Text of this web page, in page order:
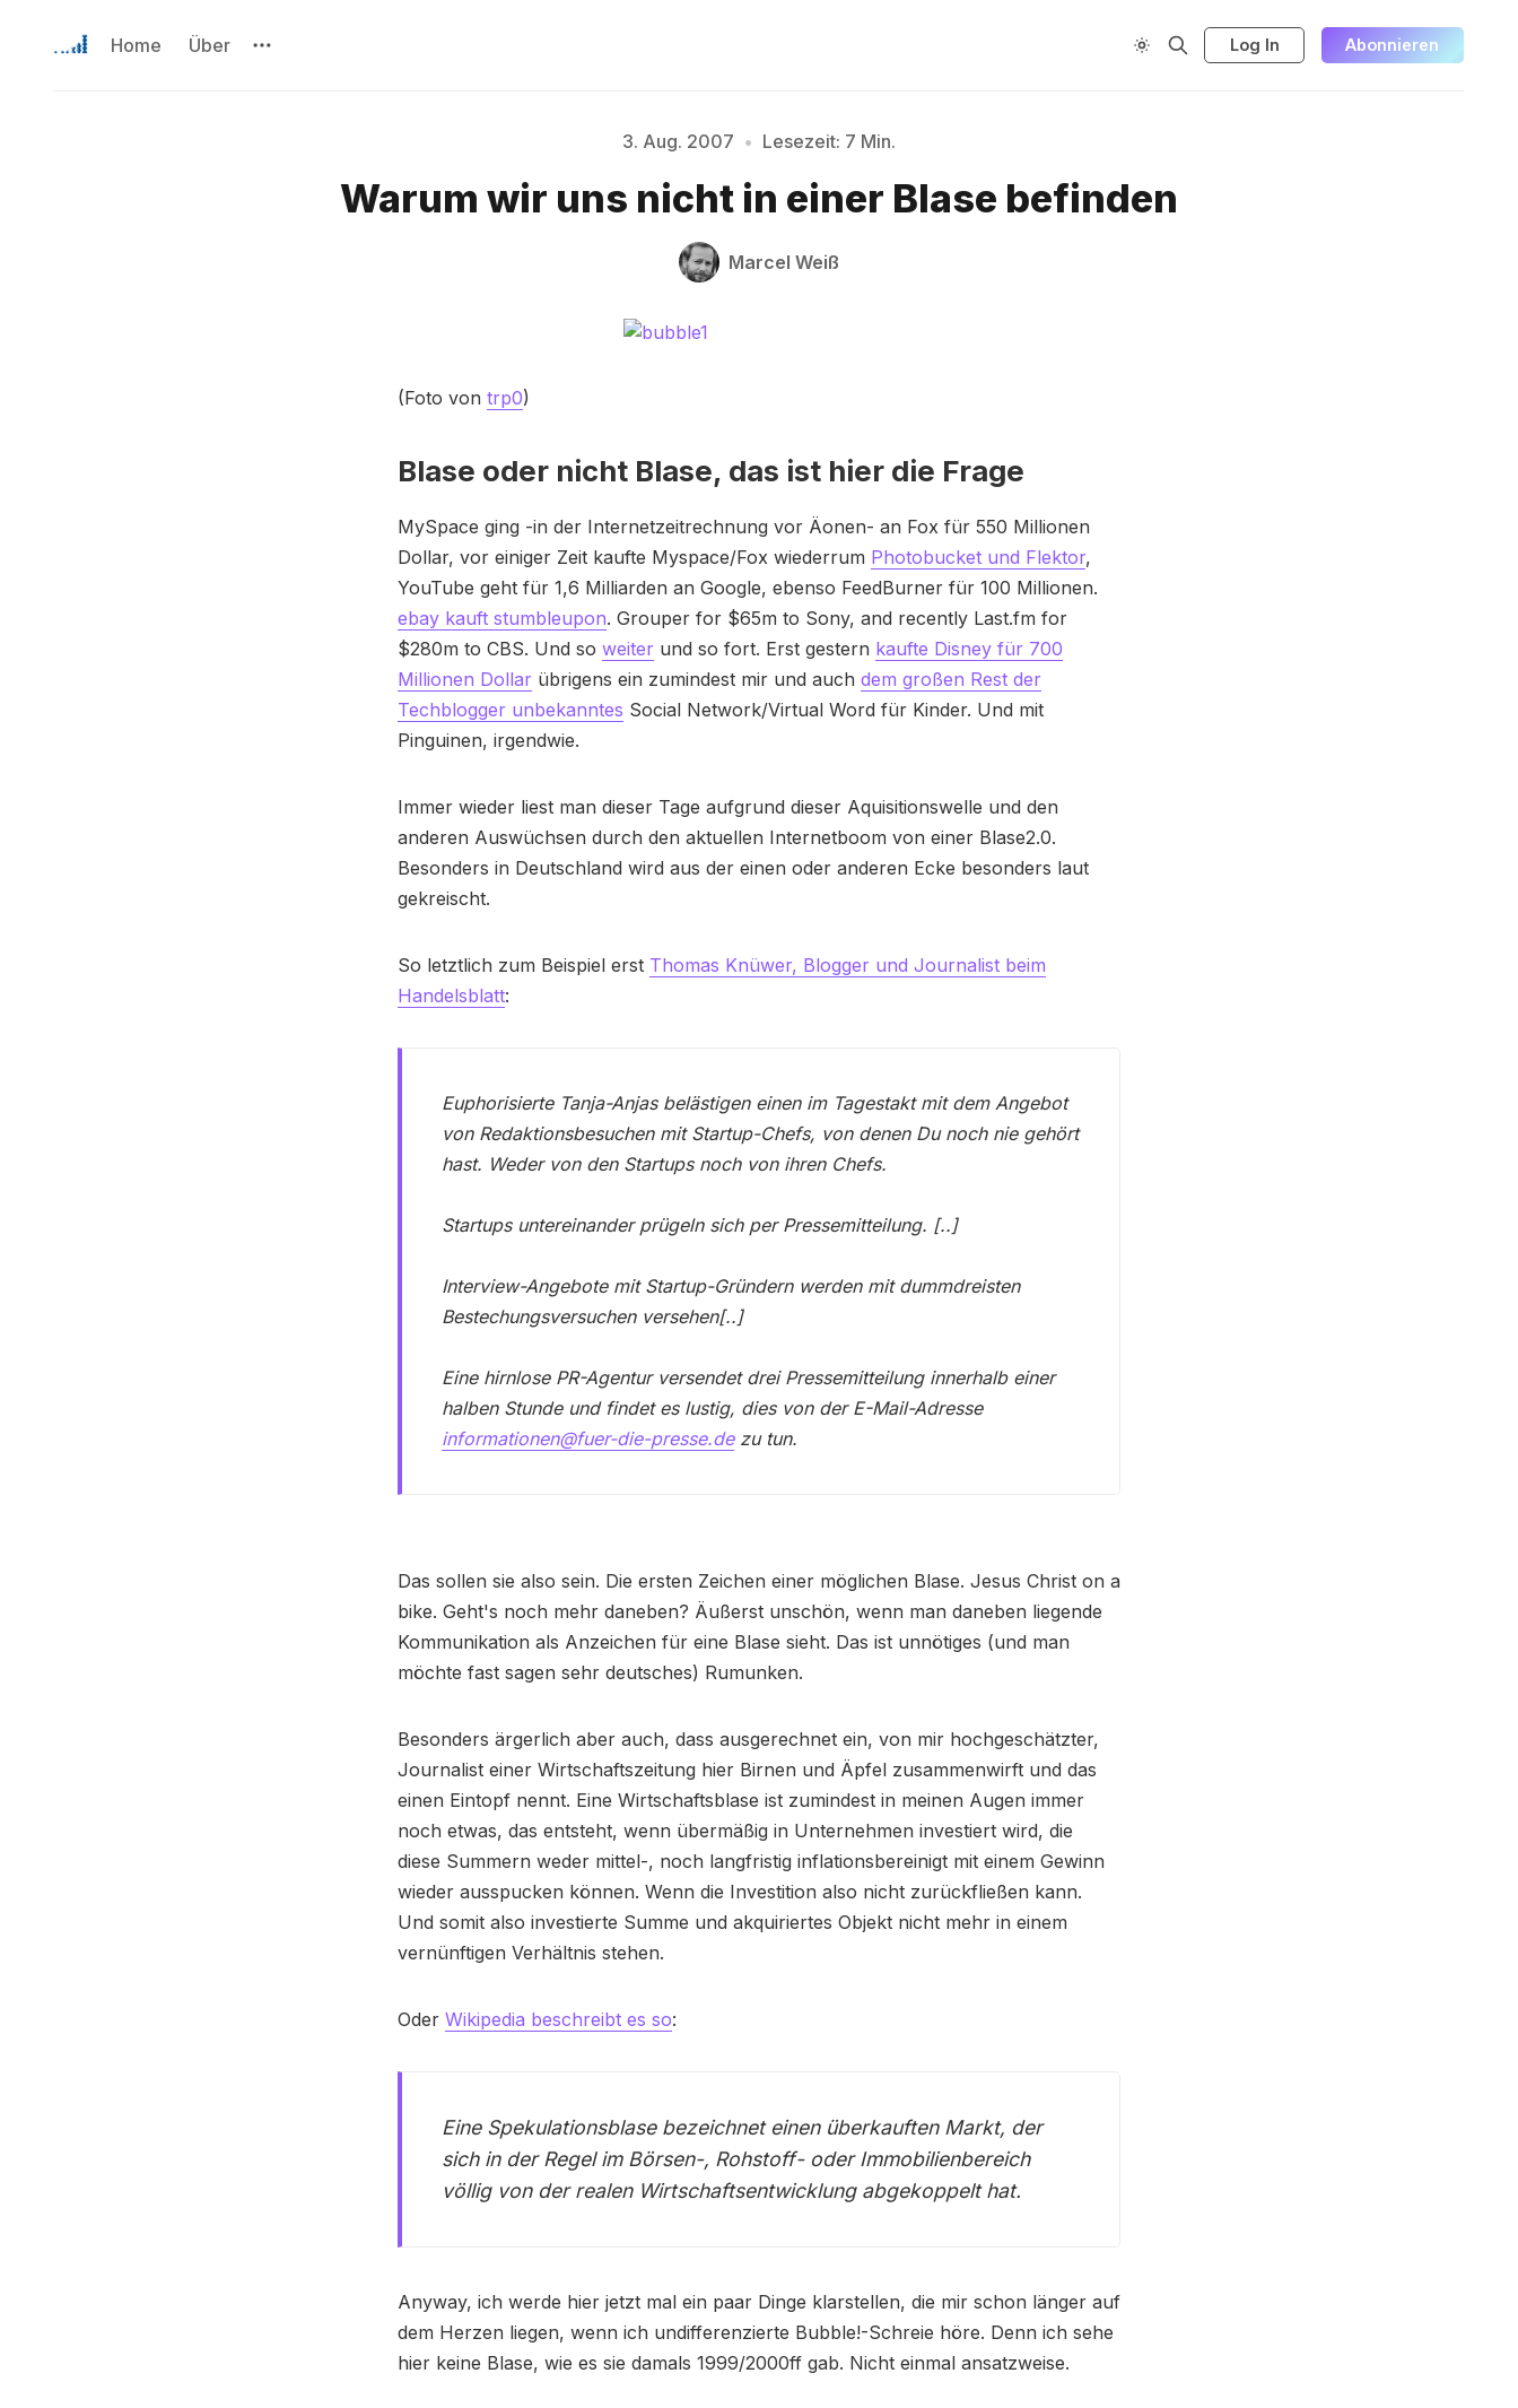
Home Über Log In Abonnieren
3. Aug. 2007 • Lesezeit: 7 Min.
Warum wir uns nicht in einer Blase befinden
Marcel Weiß
(Foto von trp0)
Blase oder nicht Blase, das ist hier die Frage
MySpace ging -in der Internetzeitrechnung vor Äonen- an Fox für 550 Millionen
Dollar, vor einiger Zeit kaufte Myspace/Fox wiederrum Photobucket und Flektor,
YouTube geht für 1,6 Milliarden an Google, ebenso FeedBurner für 100 Millionen.
ebay kauft stumbleupon. Grouper for $65m to Sony, and recently Last.fm for
$280m to CBS. Und so weiter und so fort. Erst gestern kaufte Disney für 700
Millionen Dollar übrigens ein zumindest mir und auch dem großen Rest der
Techblogger unbekanntes Social Network/Virtual Word für Kinder. Und mit
Pinguinen, irgendwie.
Immer wieder liest man dieser Tage aufgrund dieser Aquisitionswelle und den
anderen Auswüchsen durch den aktuellen Internetboom von einer Blase2.0.
Besonders in Deutschland wird aus der einen oder anderen Ecke besonders laut
gekreischt.
So letztlich zum Beispiel erst Thomas Knüwer, Blogger und Journalist beim
Handelsblatt:
Euphorisierte Tanja-Anjas belästigen einen im Tagestakt mit dem Angebot
von Redaktionsbesuchen mit Startup-Chefs, von denen Du noch nie gehört
hast. Weder von den Startups noch von ihren Chefs.
Startups untereinander prügeln sich per Pressemitteilung. [..]
Interview-Angebote mit Startup-Gründern werden mit dummdreisten
Bestechungsversuchen versehen[..]
Eine hirnlose PR-Agentur versendet drei Pressemitteilung innerhalb einer
halben Stunde und findet es lustig, dies von der E-Mail-Adresse
informationen@fuer-die-presse.dezu tun.
Das sollen sie also sein. Die ersten Zeichen einer möglichen Blase. Jesus Christ on a
bike. Geht's noch mehr daneben? Äußerst unschön, wenn man daneben liegende
Kommunikation als Anzeichen für eine Blase sieht. Das ist unnötiges (und man
möchte fast sagen sehr deutsches) Rumunken.
Besonders ärgerlich aber auch, dass ausgerechnet ein, von mir hochgeschätzter,
Journalist einer Wirtschaftszeitung hier Birnen und Äpfel zusammenwirft und das
einen Eintopf nennt. Eine Wirtschaftsblase ist zumindest in meinen Augen immer
noch etwas, das entsteht, wenn übermäßig in Unternehmen investiert wird, die
diese Summern weder mittel-, noch langfristig inflationsbereinigt mit einem Gewinn
wieder ausspucken können. Wenn die Investition also nicht zurückfließen kann.
Und somit also investierte Summe und akquiriertes Objekt nicht mehr in einem
vernünftigen Verhältnis stehen.
Oder Wikipedia beschreibt es so:
Eine Spekulationsblase bezeichnet einen überkauften Markt, der
sich in der Regel im Börsen-, Rohstoff- oder Immobilienbereich
völlig von der realen Wirtschaftsentwicklung abgekoppelt hat.
Anyway, ich werde hier jetzt mal ein paar Dinge klarstellen, die mir schon länger auf
dem Herzen liegen, wenn ich undifferenzierte Bubble!-Schreie höre. Denn ich sehe
hier keine Blase, wie es sie damals 1999/2000ff gab. Nicht einmal ansatzweise.